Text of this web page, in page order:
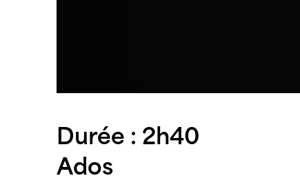
Durée : 2h40
Ados